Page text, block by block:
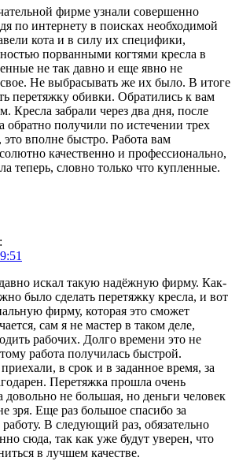
фирме узнали совершенно
по интернету в поисках необходимой
кота и в силу их специфики,
порванными когтями кресла в
не так давно и еще явно не
Не выбрасывать же их было. В итоге
перетяжку обивки. Обратились к вам
Кресла забрали через два дня, после
обратно получили по истечении трех
вполне быстро. Работа вам
качественно и профессионально,
теперь, словно только что купленные.
:
искал такую надёжную фирму. Как-
было сделать перетяжку кресла, и вот
фирму, которая это сможет
сам я не мастер в таком деле,
рабочих. Долго времени это не
работа получилась быстрой.
в срок и в заданное время, за
Перетяжка прошла очень
не большая, но деньги человек
зря. Еще раз большое спасибо за
В следующий раз, обязательно
сюда, так как уже будут уверен, что
в лучшем качестве.